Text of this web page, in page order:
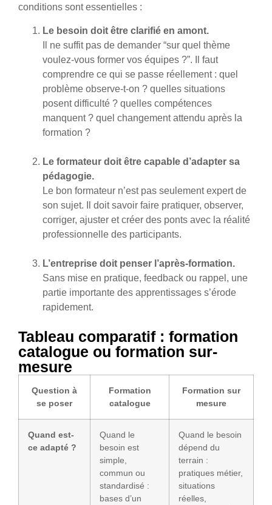
conditions sont essentielles :
Le besoin doit être clarifié en amont.
Il ne suffit pas de demander “sur quel thème
voulez-vous former vos équipes ?”. Il faut
comprendre ce qui se passe réellement : quel
problème observe-t-on ? quelles situations
posent difficulté ? quelles compétences
manquent ? quel changement attendu après la
formation ?
Le formateur doit être capable d’adapter sa
pédagogie.
Le bon formateur n’est pas seulement expert de
son sujet. Il doit savoir faire pratiquer, observer,
corriger, ajuster et créer des ponts avec la réalité
professionnelle des participants.
L’entreprise doit penser l’après-formation.
Sans mise en pratique, feedback ou rappel, une
partie importante des apprentissages s’érode
rapidement.
Tableau comparatif : formation
catalogue ou formation sur-
mesure
Question à
se poser
Formation
catalogue
Formation sur
mesure
Quand est-
ce adapté ?
Quand le
besoin est
simple,
commun ou
standardisé :
bases d’un
Quand le besoin
dépend du
terrain :
pratiques métier,
situations
réelles,